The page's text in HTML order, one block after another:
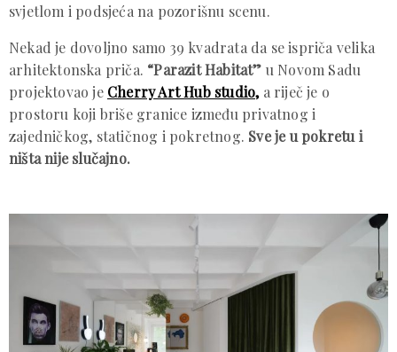
svjetlom i podsjeća na pozorišnu scenu.
Nekad je dovoljno samo 39 kvadrata da se ispriča velika
arhitektonska priča. “Parazit Habitat” u Novom Sadu
projektovao je Cherry Art Hub studio,a riječ je o
prostoru koji briše granice između privatnog i
zajedničkog, statičnog i pokretnog. Sve je u pokretu i
ništa nije slučajno.